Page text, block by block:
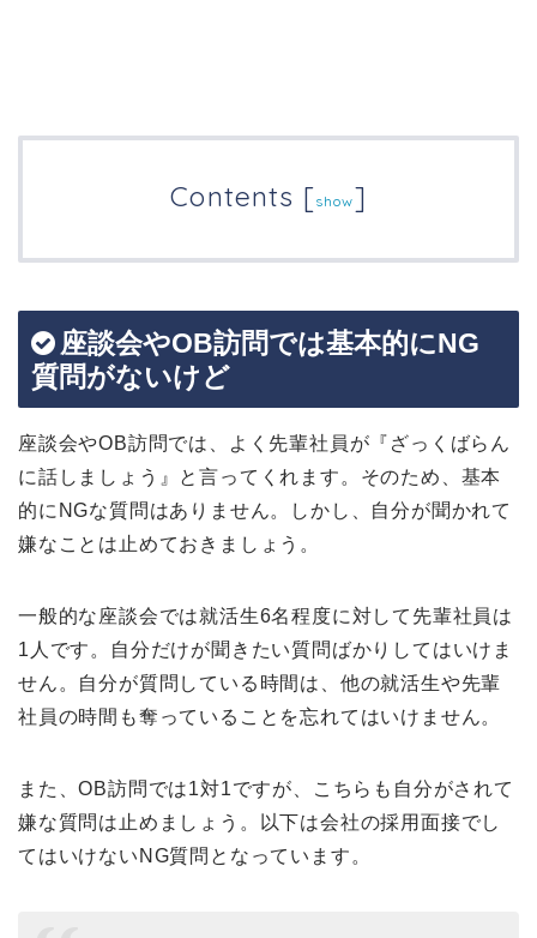
Contents [show]
座談会やOB訪問では基本的にNG
質問がないけど
座談会やOB訪問では、よく先輩社員が『ざっくばらん
に話しましょう』と言ってくれます。そのため、基本
的にNGな質問はありません。しかし、自分が聞かれて
嫌なことは止めておきましょう。
一般的な座談会では就活生6名程度に対して先輩社員は
1人です。自分だけが聞きたい質問ばかりしてはいけま
せん。自分が質問している時間は、他の就活生や先輩
社員の時間も奪っていることを忘れてはいけません。
また、OB訪問では1対1ですが、こちらも自分がされて
嫌な質問は止めましょう。以下は会社の採用面接でし
てはいけないNG質問となっています。